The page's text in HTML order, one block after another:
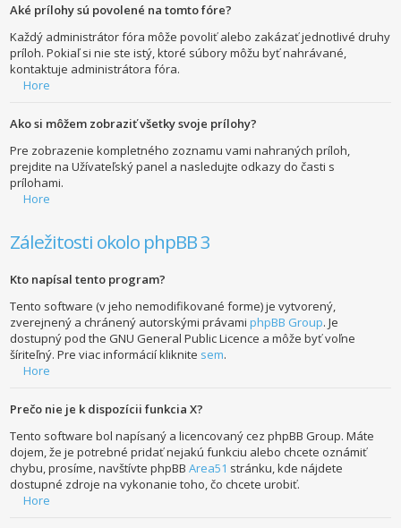
Aké prílohy sú povolené na tomto fóre?
Každý administrátor fóra môže povoliť alebo zakázať jednotlivé druhy
príloh. Pokiaľ si nie ste istý, ktoré súbory môžu byť nahrávané,
kontaktuje administrátora fóra.
Hore
Ako si môžem zobraziť všetky svoje prílohy?
Pre zobrazenie kompletného zoznamu vami nahraných príloh,
prejdite na Užívateľský panel a nasledujte odkazy do časti s
prílohami.
Hore
Záležitosti okolo phpBB 3
Kto napísal tento program?
Tento software (v jeho nemodifikované forme) je vytvorený,
zverejnený a chránený autorskými právamiphpBB Group. Je
dostupný pod the GNU General Public Licence a môže byť voľne
šíriteľný. Pre viac informácií kliknite sem.
Hore
Prečo nie je k dispozícii funkcia X?
Tento software bol napísaný a licencovaný cez phpBB Group. Máte
dojem, že je potrebné pridať nejakú funkciu alebo chcete oznámiť
chybu, prosíme, navštívte phpBBArea51 stránku, kde nájdete
dostupné zdroje na vykonanie toho, čo chcete urobiť.
Hore